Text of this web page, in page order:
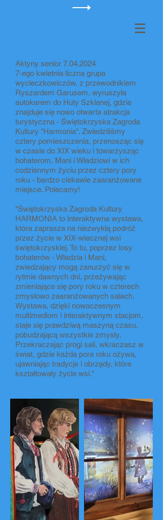
Aktyny senior 7.04.2024
7-ego kwietnia liczna grupa
wycieczkowiczów, z przewodnikiem
Ryszardem Garusem, wyruszyła
autokarem do Huty Szklanej, gdzie
znajduje się nowo otwarta atrakcja
turystyczna - Świętokrzyska Zagroda
Kultury "Harmonia". Zwiedziliśmy
cztery pomieszczenia, przenosząc się
w czasie do XIX wieku i towarzysząc
bohaterom, Mani i Władziowi w ich
codziennym życiu przez cztery pory
roku - bardzo ciekawie zaaranżowane
miejsce. Polecamy!
"Świętokrzyska Zagroda Kultury
HARMONIA to interaktywna wystawa,
która zaprasza na niezwykłą podróż
przez życie w XIX-wiecznej wsi
świętokrzyskiej. To tu, poprzez losy
bohaterów - Władzia i Mani,
zwiedzający mogą zanurzyć się w
rytmie dawnych dni, przeżywając
zmieniające się pory roku w czterech
zmysłowo zaaranżowanych salach.
Wystawa, dzięki nowoczesnym
multimediom i interaktywnym stacjom,
staje się prawdziwą maszyną czasu,
pobudzającą wszystkie zmysły.
Przekraczając progi sali, wkraczasz w
świat, gdzie każda pora roku ożywa,
ujawniając tradycje i obrzędy, które
kształtowały życie wsi."